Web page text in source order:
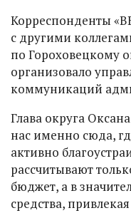
Корреспонденты
с другими
по Гороховецкому
организовало
коммуникаций
Глава округа
нас именно сюда,
активно
рассчитывают
бюджет, а в
средства,